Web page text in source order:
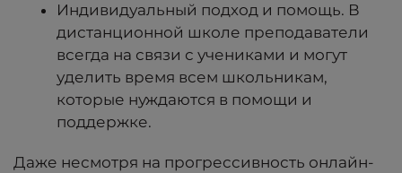
Индивидуальный подход и помощь. В
дистанционной школе преподаватели
всегда на связи с учениками и могут
уделить время всем школьникам,
которые нуждаются в помощи и
поддержке.
Даже несмотря на прогрессивность онлайн-